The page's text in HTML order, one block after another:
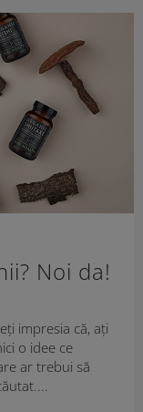
Noi da!
impresia că, ați
o idee ce
ar trebui să